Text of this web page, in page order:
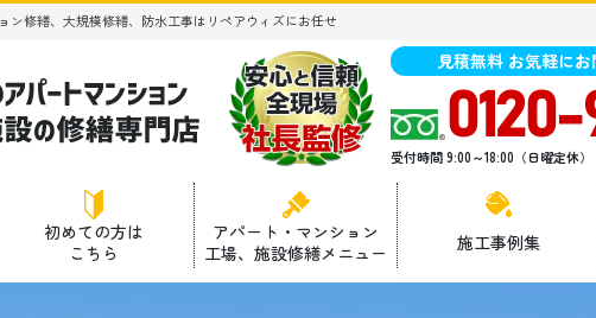
ン修繕、大規模修繕、防水工事はリペアウィズにお任せ
見積無料 お気軽に
0120-
受付時間 9:00～18:00（日曜定休）
初めての方は
こちら
アパート・マンション
工場、施設修繕メニュー
施工事例集